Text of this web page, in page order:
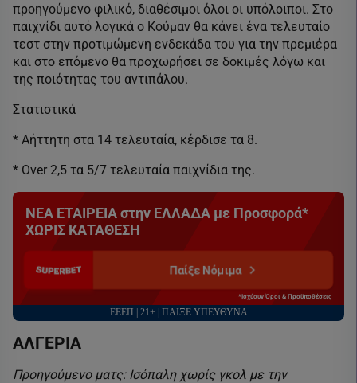
προηγούμενο φιλικό, διαθέσιμοι όλοι οι υπόλοιποι. Στο
παιχνίδι αυτό λογικά ο Κούμαν θα κάνει ένα τελευταίο
τεστ στην προτιμώμενη ενδεκάδα του για την πρεμιέρα
και στο επόμενο θα προχωρήσει σε δοκιμές λόγω και
της ποιότητας του αντιπάλου.
Στατιστικά
* Αήττητη στα 14 τελευταία, κέρδισε τα 8.
* Over 2,5 τα 5/7 τελευταία παιχνίδια της.
ΝΕΑ ΕΤΑΙΡΕΙΑ στην ΕΛΛΑΔΑ με Προσφορά*
ΧΩΡΙΣ ΚΑΤΑΘΕΣΗ
Παίξε Νόμιμα
*Ισχύουν Όροι & Προϋποθέσεις
ΕΕΕΠ | 21+ | ΠΑΙΞΕ ΥΠΕΥΘΥΝΑ
ΑΛΓΕΡΙΑ
Προηγούμενο ματς: Ισόπαλη χωρίς γκολ με την